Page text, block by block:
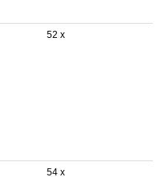
52 x
54 x